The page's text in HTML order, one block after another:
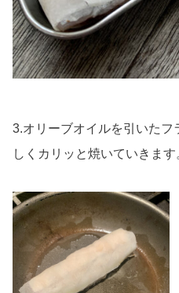
3.オリーブオイルを引いた
しくカリッと焼いていきます